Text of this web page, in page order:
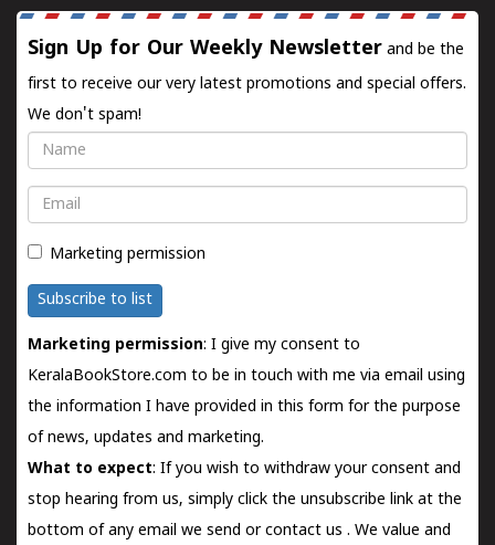
Sign Up for Our Weekly Newsletter and be the
first to receive our very latest promotions and special offers.
We don't spam!
Name
Email
Marketing permission
Subscribe to list
Marketing permission: I give my consent to
KeralaBookStore.com to be in touch with me via email using
the information I have provided in this form for the purpose
of news, updates and marketing.
What to expect: If you wish to withdraw your consent and
stop hearing from us, simply click the unsubscribe link at the
bottom of any email we send orcontact us . We value and